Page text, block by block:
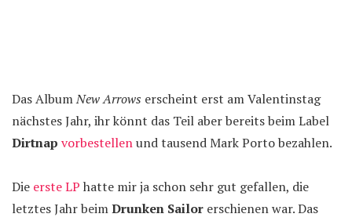
Das AlbumNew Arrows erscheint erst am Valentinstag
nächstes Jahr, ihr könnt das Teil aber bereits beim Label
Dirtnap vorbestellenund tausend Mark Porto bezahlen.
Die erste LP hatte mir ja schon sehr gut gefallen, die
letztes Jahr beimDrunken Sailor erschienen war. Das